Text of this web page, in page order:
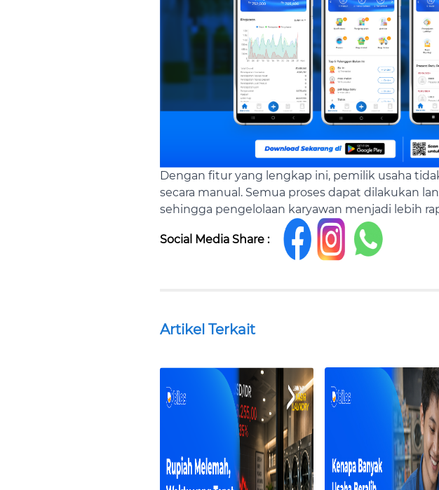
Dengan fitur yang lengkap ini, pemilik usaha
secara manual. Semua proses dapat dilakukan
sehingga pengelolaan karyawan menjadi lebih
Social Media Share :
Artikel Terkait